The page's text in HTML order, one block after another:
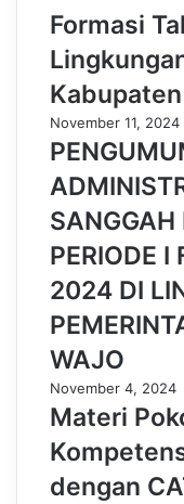
Formasi
November 11, 2024
SANGGAH
PERIODE I
2024 DI
WAJO
November 4, 2024
Materi
dengan